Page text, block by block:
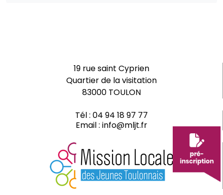
19 rue saint Cyprien
Quartier de la visitation
83000 TOULON
Tél : 04 94 18 97 77
Email : info@mljt.fr